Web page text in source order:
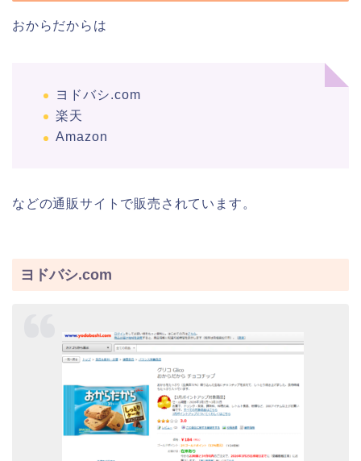
おからだからは
ヨドバシ.com
楽天
Amazon
などの通販サイトで販売されています。
ヨドバシ.com